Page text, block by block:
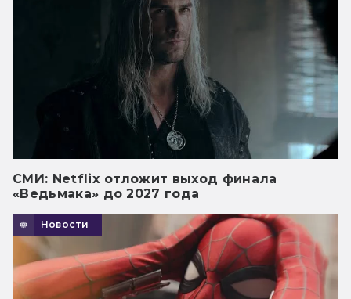
СМИ: Netflix отложит выход финала
«Ведьмака» до 2027 года
Новости